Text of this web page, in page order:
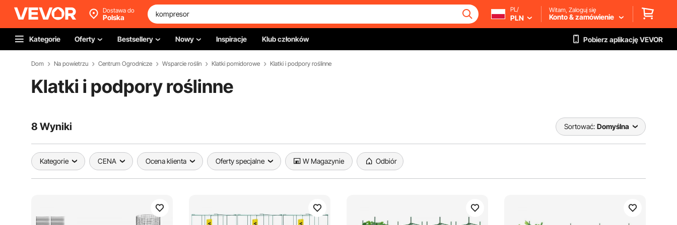
Dostawa do
Polska
PL/
PLN
Witam, Zaloguj się
Konto & zamówienie
Kategorie Oferty Bestsellery Nowy Inspiracje Klub członków Pobierz aplikację VEVOR
Dom Na powietrzu Centrum Ogrodnicze Wsparcie roślin Klatki pomidorowe Klatki i podpory roślinne
Klatki i podpory roślinne
8 Wyniki Sortować: Domyślna
Kategorie CENA Ocena klienta Oferty specjalne W Magazynie Odbiór